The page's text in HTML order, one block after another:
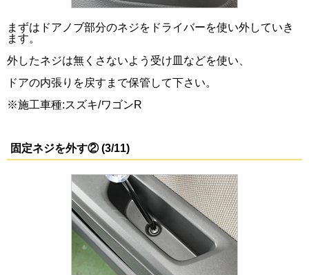
まずはドアノブ部分のネジをドライバーを使い外していき
ます。
外したネジは無くさないよう受け皿などを使い、
ドアの内張りを戻すまで保管して下さい。
※施工車種:スズキ/ワゴンR
固定ネジを外す② (3/11)